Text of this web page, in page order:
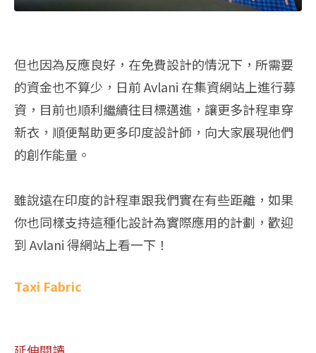
但也因為反應良好，在免費設計的情況下，所需要
的資金也不算少，日前 Avlani 在集資網站上進行募
資，目前也順利繼續往目標邁進，讓更多計程車穿
新衣，順便幫助更多印度設計師，向大家展現他們
的創作能量。
雖說遠在印度的計程車跟我們實在有些距離，如果
你也同樣支持這種化設計為實際應用的計劃，歡迎
到 Avlani 得網站上看一下！
Taxi Fabric